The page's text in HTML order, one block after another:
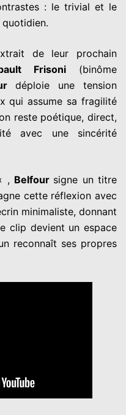
: le trivial et le
quotidien.
de leur prochain
Frisoni(binôme
déploie une tension
qui assume sa fragilité
reste poétique, direct,
avec une sincérité
, Belfour signe un titre
cette réflexion avec
minimaliste, donnant
clip devient un espace
reconnaît ses propres